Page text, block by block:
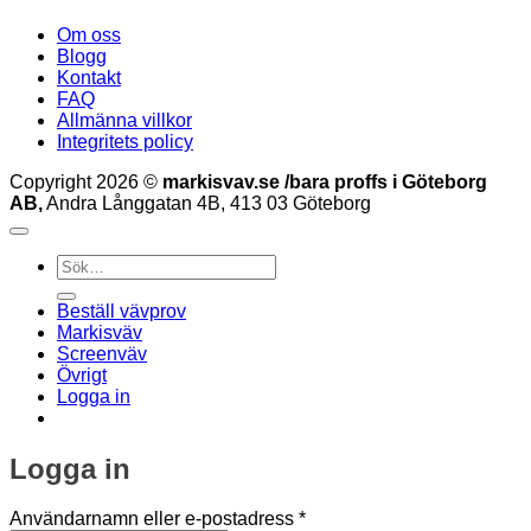
Om oss
Blogg
Kontakt
FAQ
Allmänna villkor
Integritets policy
Copyright 2026 © markisvav.se /bara proffs i Göteborg
AB,Andra Långgatan 4B, 413 03 Göteborg
Sök
efter:
Beställ vävprov
Markisväv
Screenväv
Övrigt
Logga in
Logga in
Användarnamn eller e-postadress *Obligatoriskt